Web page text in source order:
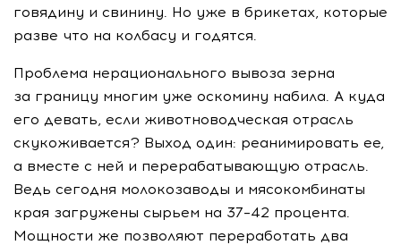
говядину и свинину. Но уже в брикетах, которые
разве что на колбасу и годятся.
Проблема нерационального вывоза зерна
за границу многим уже оскомину набила. А куда
его девать, если животноводческая отрасль
скукоживается? Выход один: реанимировать ее,
а вместе с ней и перерабатывающую отрасль.
Ведь сегодня молокозаводы и мясокомбинаты
края загружены сырьем на 37–42 процента.
Мощности же позволяют переработать два